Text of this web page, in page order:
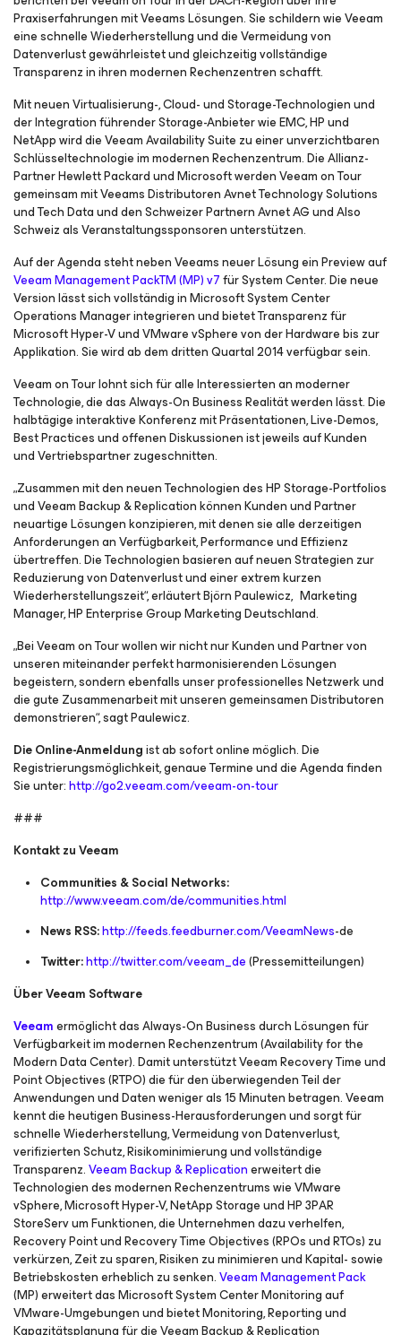
Praxiserfahrungen mit Veeams Lösungen. Sie schildern wie Veeam
eine schnelle Wiederherstellung und die Vermeidung von
Datenverlust gewährleistet und gleichzeitig vollständige
Transparenz in ihren modernen Rechenzentren schafft.
Mit neuen Virtualisierung-, Cloud- und Storage-Technologien und
der Integration führender Storage-Anbieter wie EMC, HP und
NetApp wird die Veeam Availability Suite zu einer unverzichtbaren
Schlüsseltechnologie im modernen Rechenzentrum. Die Allianz-
Partner Hewlett Packard und Microsoft werden Veeam on Tour
gemeinsam mit Veeams Distributoren Avnet Technology Solutions
und Tech Data und den Schweizer Partnern Avnet AG und Also
Schweiz als Veranstaltungssponsoren unterstützen.
Auf der Agenda steht neben Veeams neuer Lösung ein Preview auf
Veeam Management PackTM (MP) v7für System Center. Die neue
Version lässt sich vollständig in Microsoft System Center
Operations Manager integrieren und bietet Transparenz für
Microsoft Hyper-V und VMware vSphere von der Hardware bis zur
Applikation. Sie wird ab dem dritten Quartal 2014 verfügbar sein.
Veeam on Tour lohnt sich für alle Interessierten an moderner
Technologie, die das Always-On Business Realität werden lässt. Die
halbtägige interaktive Konferenz mit Präsentationen, Live-Demos,
Best Practices und offenen Diskussionen ist jeweils auf Kunden
und Vertriebspartner zugeschnitten.
„Zusammen mit den neuen Technologien des HP Storage-Portfolios
und Veeam Backup & Replication können Kunden und Partner
neuartige Lösungen konzipieren, mit denen sie alle derzeitigen
Anforderungen an Verfügbarkeit, Performance und Effizienz
übertreffen. Die Technologien basieren auf neuen Strategien zur
Reduzierung von Datenverlust und einer extrem kurzen
Wiederherstellungszeit“, erläutert Björn Paulewicz, Marketing
Manager, HP Enterprise Group Marketing Deutschland.
„Bei Veeam on Tour wollen wir nicht nur Kunden und Partner von
unseren miteinander perfekt harmonisierenden Lösungen
begeistern, sondern ebenfalls unser professionelles Netzwerk und
die gute Zusammenarbeit mit unseren gemeinsamen Distributoren
demonstrieren“, sagt Paulewicz.
Die Online-Anmeldungist ab sofort online möglich. Die
Registrierungsmöglichkeit, genaue Termine und die Agenda finden
Sie unter:http://go2.veeam.com/veeam-on-tour
###
Kontakt zu Veeam
Communities & Social Networks:
http://www.veeam.com/de/communities.html
News RSS:http://feeds.feedburner.com/VeeamNews-de
Twitter:http://twitter.com/veeam_de(Pressemitteilungen)
Über Veeam Software
Veeamermöglicht das Always-On Businessdurch Lösungen für
Verfügbarkeit im modernen Rechenzentrum (Availability for the
Modern Data Center). Damit unterstützt Veeam Recovery Time und
Point Objectives (RTPO) die für den überwiegenden Teil der
Anwendungen und Daten weniger als 15 Minuten betragen. Veeam
kennt die heutigen Business-Herausforderungen und sorgt für
schnelle Wiederherstellung, Vermeidung von Datenverlust,
verifizierten Schutz, Risikominimierung und vollständige
Transparenz.Veeam Backup & Replicationerweitert die
Technologien des modernen Rechenzentrums wie VMware
vSphere, Microsoft Hyper-V, NetApp Storage und HP 3PAR
StoreServ um Funktionen, die Unternehmen dazu verhelfen,
Recovery Point und Recovery Time Objectives (RPOs und RTOs) zu
verkürzen, Zeit zu sparen, Risiken zu minimieren und Kapital- sowie
Betriebskosten erheblich zu senken.Veeam Management Pack
(MP) erweitert das Microsoft System Center Monitoring auf
VMware-Umgebungen und bietet Monitoring, Reporting und